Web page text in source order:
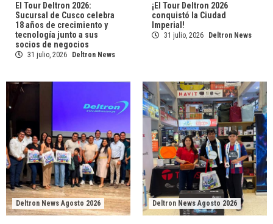
El Tour Deltron 2026:
Sucursal de Cusco celebra
18 años de crecimiento y
tecnología junto a sus
socios de negocios
31 julio, 2026 Deltron News
¡El Tour Deltron 2026
conquistó la Ciudad
Imperial!
31 julio, 2026 Deltron News
Deltron News Agosto 2026 Deltron News Agosto 2026